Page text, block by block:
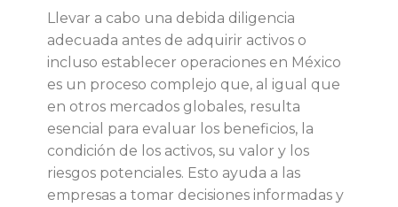
a
n
p
o
Llevar a cabo una debida diligencia
adecuada antes de adquirir activos o
incluso establecer operaciones en México
es un proceso complejo que, al igual que
en otros mercados globales, resulta
esencial para evaluar los beneficios, la
condición de los activos, su valor y los
riesgos potenciales. Esto ayuda a las
empresas a tomar decisiones informadas y